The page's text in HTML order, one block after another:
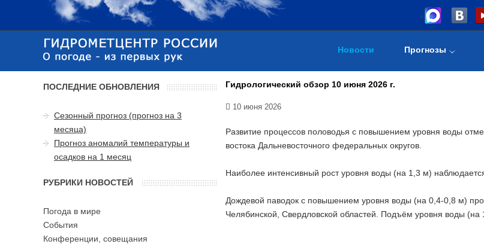
Новости Прогнозы
Гидрологический обзор 10 июня 2026 г.
10 июня 2026
Развитие процессов половодья с повышением уровня воды
востока Дальневосточного федеральных округов.
Наиболее интенсивный рост уровня воды (на 1,3 м)
Дождевой паводок с повышением уровня воды (на 0,4-0,8 м)
Челябинской, Свердловской областей. Подъём уровня воды
ПОСЛЕДНИЕ ОБНОВЛЕНИЯ
Сезонный прогноз (прогноз на 3
месяца)
Прогноз аномалий температуры и
осадков на 1 месяц
РУБРИКИ НОВОСТЕЙ
Погода в мире
События
Конференции, совещания